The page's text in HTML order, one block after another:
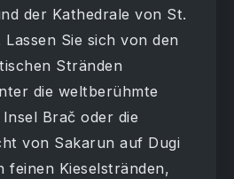
der Kathedrale von St.
Sie sich von den
Stränden
die weltberühmte
Brač oder die
von Sakarun auf Dugi
feinen Kieselstränden,